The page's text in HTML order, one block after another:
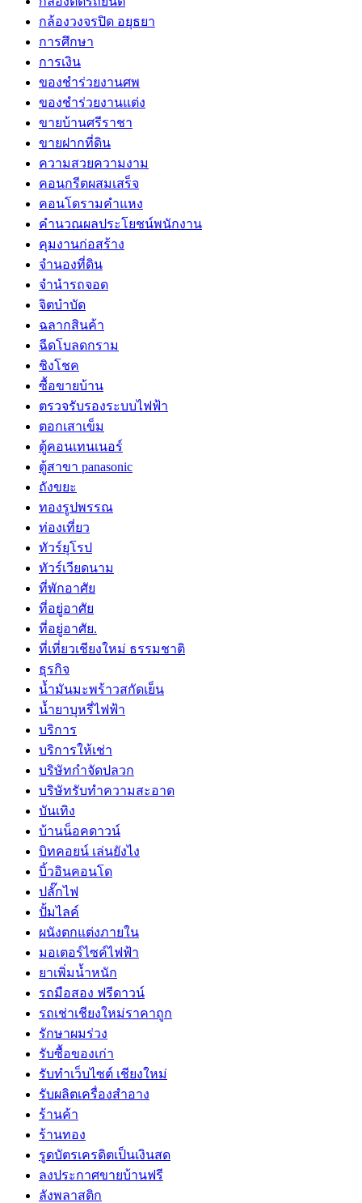
กล้องวงจรปิด อยุธยา
การศึกษา
การเงิน
ของชำร่วยงานศพ
ของชำร่วยงานแต่ง
ขายบ้านศรีราชา
ขายฝากที่ดิน
ความสวยความงาม
คอนกรีตผสมเสร็จ
คอนโดรามคำแหง
คำนวณผลประโยชน์พนักงาน
คุมงานก่อสร้าง
จำนองที่ดิน
จำนำรถจอด
จิตบำบัด
ฉลากสินค้า
ฉีดโบลดกราม
ชิงโชค
ซื้อขายบ้าน
ตรวจรับรองระบบไฟฟ้า
ตอกเสาเข็ม
ตู้คอนเทนเนอร์
ตู้สาขา panasonic
ถังขยะ
ทองรูปพรรณ
ท่องเที่ยว
ทัวร์ยุโรป
ทัวร์เวียดนาม
ที่พักอาศัย
ที่อยู่อาศัย
ที่อยู่อาศัย.
ที่เที่ยวเชียงใหม่ ธรรมชาติ
ธุรกิจ
น้ำมันมะพร้าวสกัดเย็น
น้ำยาบุหรี่ไฟฟ้า
บริการ
บริการให้เช่า
บริษัทกำจัดปลวก
บริษัทรับทำความสะอาด
บันเทิง
บ้านน็อคดาวน์
บิทคอยน์ เล่นยังไง
บิ้วอินคอนโด
ปลั๊กไฟ
ปั้มไลค์
ผนังตกแต่งภายใน
มอเตอร์ไซค์ไฟฟ้า
ยาเพิ่มน้ำหนัก
รถมือสอง ฟรีดาวน์
รถเช่าเชียงใหม่ราคาถูก
รักษาผมร่วง
รับซื้อของเก่า
รับทำเว็บไซต์ เชียงใหม่
รับผลิตเครื่องสำอาง
ร้านค้า
ร้านทอง
รูดบัตรเครดิตเป็นเงินสด
ลงประกาศขายบ้านฟรี
ลังพลาสติก